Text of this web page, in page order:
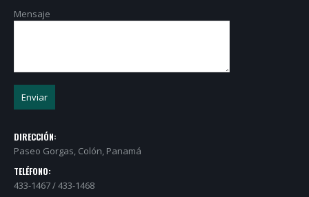
Mensaje
DIRECCIÓN:
Paseo Gorgas, Colón, Panamá
TELÉFONO:
433-1467 / 433-1468